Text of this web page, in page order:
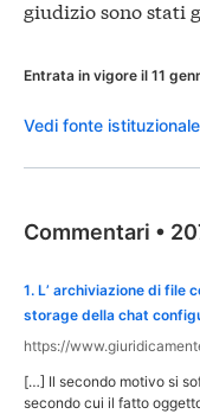
giudizio sono stati
Entrata in vigore il 11
Vedi fonte istituzionale
Commentari •
1. L’ archiviazione di file
storage della chat
https://
[…] Il secondo motivo si
secondo cui il fatto